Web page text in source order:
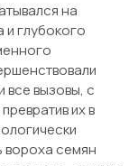
на
глубокого
все вызовы, с
их в
вороха семян